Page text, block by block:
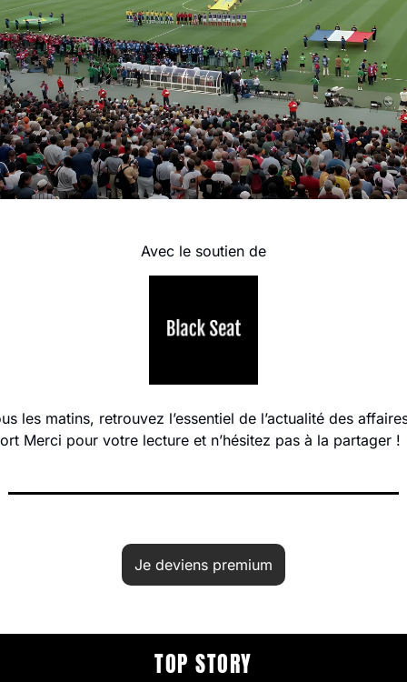
Avec le soutien de
les matins, retrouvez l’essentiel de l’actualité des
Merci pour votre lecture et n’hésitez pas à la partager !
Je deviens premium
TOP STORY